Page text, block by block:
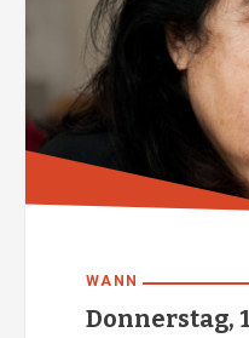
WANN
Donnerstag,